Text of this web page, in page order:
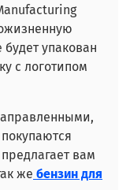
упакован
с логотипом
вам
же бензин для